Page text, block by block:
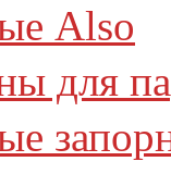
Also
для